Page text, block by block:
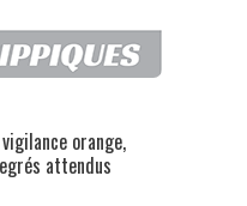
orange,
attendus